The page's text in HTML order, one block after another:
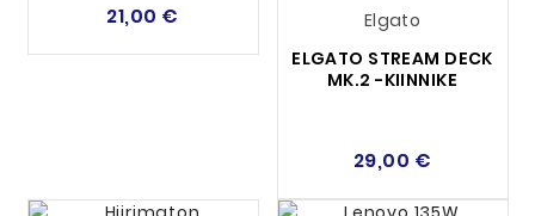
21,00 €
Elgato
ELGATO STREAM DECK
MK.2 -KIINNIKE
29,00 €